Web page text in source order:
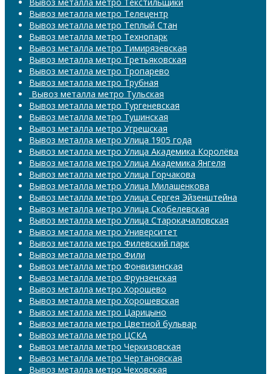
Вывоз металла метро Телецентр
Вывоз металла метро Теплый Стан
Вывоз металла метро Технопарк
Вывоз металла метро Тимирязевская
Вывоз металла метро Третьяковская
Вывоз металла метро Тропарево
Вывоз металла метро Трубная
​​​​​​​ Вывоз металла метро Тульская
Вывоз металла метро Тургеневская
Вывоз металла метро Тушинская
Вывоз металла метро Угрешская
Вывоз металла метро Улица 1905 года
Вывоз металла метро Улица Академика Королёва
Вывоз металла метро Улица Академика Янгеля
Вывоз металла метро Улица Горчакова
Вывоз металла метро Улица Милашенкова
Вывоз металла метро Улица Сергея Эйзенштейна
Вывоз металла метро Улица Скобелевская
Вывоз металла метро Улица Старокачаловская
Вывоз металла метро Университет
Вывоз металла метро Филевский парк
Вывоз металла метро Фили
Вывоз металла метро Фонвизинская
Вывоз металла метро Фрунзенская
Вывоз металла метро Хорошево
Вывоз металла метро Хорошевская
Вывоз металла метро Царицыно
Вывоз металла метро Цветной бульвар
Вывоз металла метро ЦСКА
Вывоз металла метро Черкизовская
Вывоз металла метро Чертановская
Вывоз металла метро Чеховская